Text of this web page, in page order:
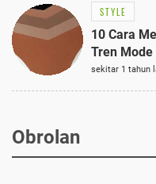
STYLE
10 Cara
Tren
sekitar 1 tahun
Obrolan